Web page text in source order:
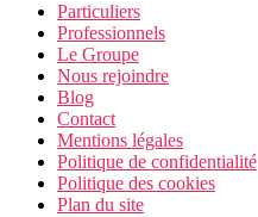
Particuliers
Professionnels
Le Groupe
Nous rejoindre
Blog
Contact
Mentions légales
Politique de confidentialité
Politique des cookies
Plan du site